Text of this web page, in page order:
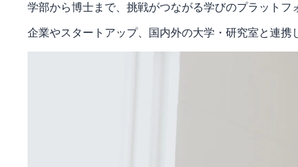
学部から博士まで、挑戦がつながる学びのプラットフ
企業やスタートアップ、国内外の大学・研究室と連携